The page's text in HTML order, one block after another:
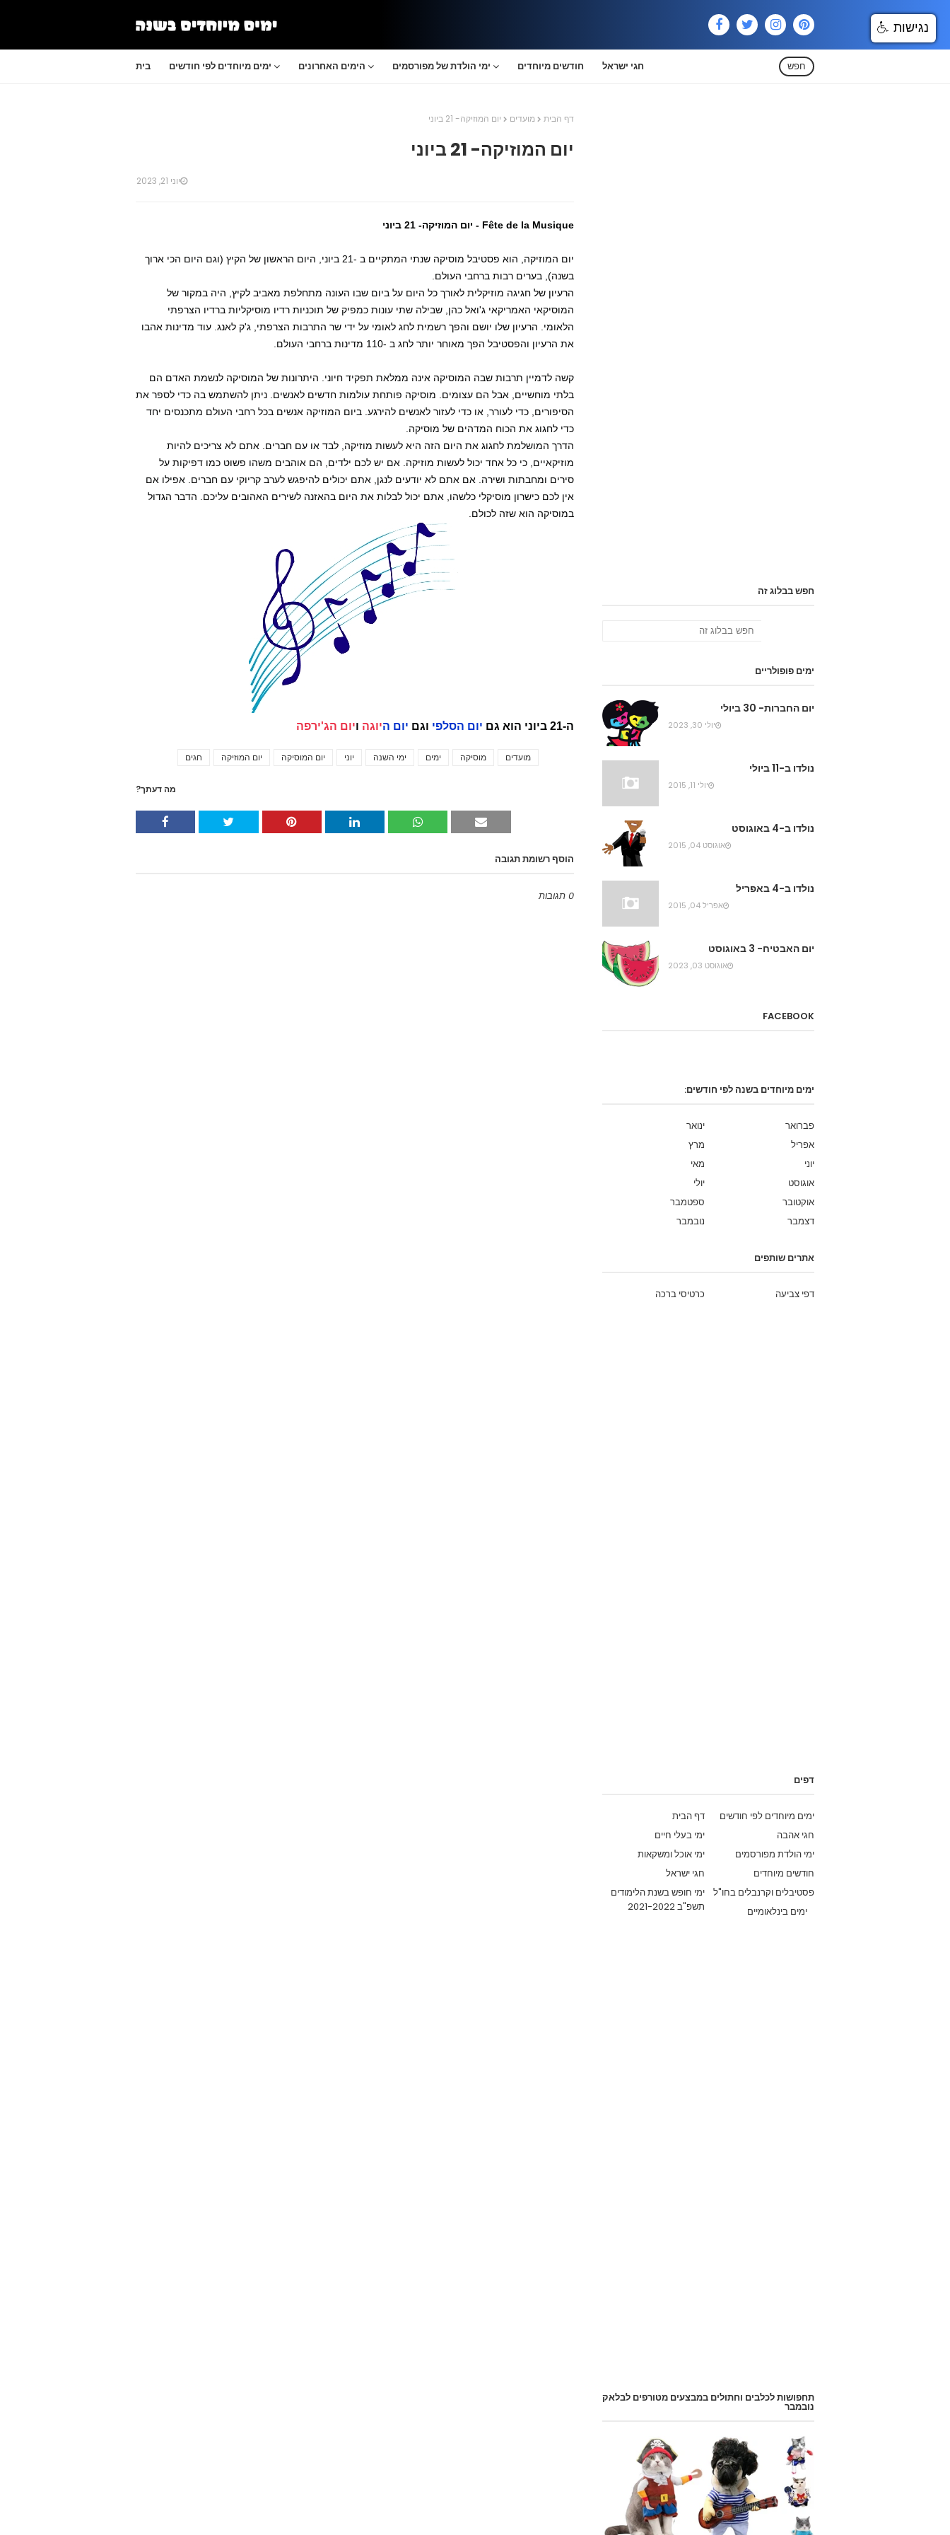
בית ימים מיוחדים לפי חודשים הימים האחרונים ימי הולדת של מפורסמים חודשים מיוחדים חגי ישראל חפש
דף הבית מועדים יום המוזיקה- 21 ביוני
יום המוזיקה- 21 ביוני
יוני 21, 2023
Fête de la Musique - יום המוזיקה- 21 ביוני
יום המוזיקה, הוא פסטיבל מוסיקה שנתי המתקיים ב -21 ביוני, היום הראשון של הקיץ (וגם היום הכי ארוך
בשנה), בערים רבות ברחבי העולם.
הרעיון של חגיגה מוזיקלית לאורך כל היום על ביום שבו העונה מתחלפת מאביב לקיץ, היה במקור של
המוסיקאי האמריקאי ג'ואל כהן, שבילה שתי עונות כמפיק של תוכניות רדיו מוסיקליות ברדיו הצרפתי
הלאומי. הרעיון שלו יושם והפך רשמית לחג לאומי על ידי שר התרבות הצרפתי, ג'ק לאנג. עוד מדינות אהבו
את הרעיון והפסטיבל הפך מאוחר יותר לחג ב -110 מדינות ברחבי העולם.
קשה לדמיין תרבות שבה המוסיקה אינה ממלאת תפקיד חיוני. היתרונות של המוסיקה לנשמת האדם הם
בלתי מוחשיים, אבל הם עצומים. מוסיקה פותחת עולמות חדשים לאנשים. ניתן להשתמש בה כדי לספר את
הסיפורים, כדי לעורר, או כדי לעזור לאנשים להירגע. ביום המוזיקה אנשים בכל רחבי העולם מתכנסים יחד
כדי לחגוג את הכוח המדהים של מוסיקה.
הדרך המושלמת לחגוג את היום הזה היא לעשות מוזיקה, לבד או עם חברים. אתם לא צריכים להיות
מוזיקאיים, כי כל אחד יכול לעשות מוזיקה. אם יש לכם ילדים, הם אוהבים משהו פשוט כמו דפיקות על
סירים ומחבתות ושירה. אם אתם לא יודעים לנגן, אתם יכולים להיפגש לערב קריוקי עם חברים. אפילו אם
אין לכם כישרון מוסיקלי כלשהו, אתם יכול לבלות את היום בהאזנה לשירים האהובים עליכם. הדבר הגדול
במוסיקה הוא שזה לכולם.
ה-21 ביוני הוא גם יום הסלפי וגם יום היוגה ויום הג'ירפה
חגים יום המוזיקה יום המוסיקה יוני ימי השנה ימים מוסיקה מועדים
מה דעתך?
הוסף רשומת תגובה
0 תגובות
חפש בבלוג זה
ימים פופולריים
יום החברות- 30 ביולי
יולי 30, 2023
נולדו ב-11 ביולי
יולי 11, 2015
נולדו ב-4 באוגוסט
אוגוסט 04, 2015
נולדו ב-4 באפריל
אפריל 04, 2015
יום האבטיח- 3 באוגוסט
אוגוסט 03, 2023
FACEBOOK
ימים מיוחדים בשנה לפי חודשים:
ינואר
פברואר
מרץ
אפריל
מאי
יוני
יולי
אוגוסט
ספטמבר
אוקטובר
נובמבר
דצמבר
אתרים שותפים
כרטיסי ברכה דפי צביעה
דפים
דף הבית
ימים מיוחדים לפי חודשים
ימי בעלי חיים
חגי אהבה
ימי אוכל ומשקאות
ימי הולדת מפורסמים
חגי ישראל
חודשים מיוחדים
ימי חופש בשנת הלימודים
תשפ"ב 2021-2022
פסטיבלים וקרנבלים בחו"ל
ימים בינלאומיים
תחפושות לכלבים וחתולים במבצעים מטורפים לבלאק
נובמבר
נגישות